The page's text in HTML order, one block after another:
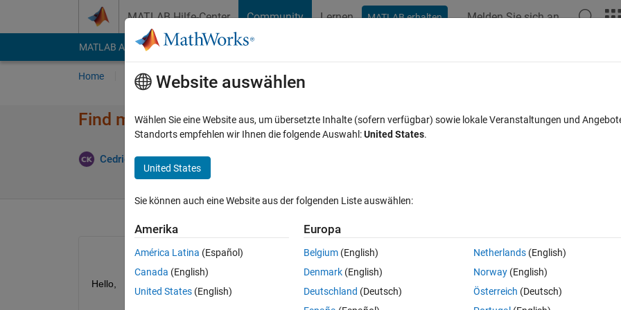
MATLAB Hilfe-Center Community Lernen MATLAB erhalten Melden Sie sich an
MATLAB Answers File Exchange Cody
Home Fragen Antworten Durchsuchen
Find model references within model references
Cedric Kotitschke 20 Feb. 2023
In MATLAB Online öffnen 0 Stimmen
Hello,
Website auswählen
Wählen Sie eine Website aus, um übersetzte Inhalte (sofern verfügbar) sowie lokale Veranstaltungen und
Standorts empfehlen wir Ihnen die folgende Auswahl:United States.
United States
Sie können auch eine Website aus der folgenden Liste auswählen:
Amerika
América Latina (Español)
Canada (English)
United States (English)
Europa
Belgium (English)
Denmark (English)
Deutschland (Deutsch)
Netherlands(English)
Norway(English)
Österreich (Deutsch)